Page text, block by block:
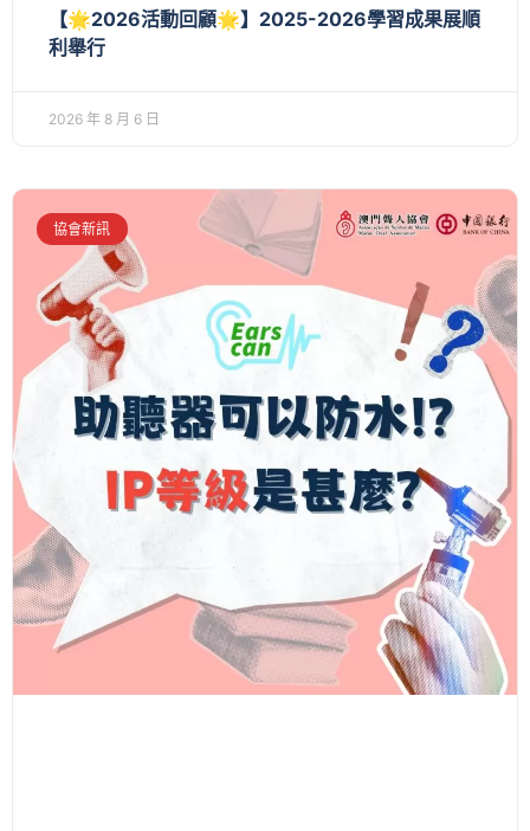
【🌟2026活動回顧🌟】2025-2026學習成果展順
利舉行
2026 年 8 月 6 日
協會新訊